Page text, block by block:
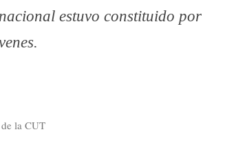
estuvo constituido por
la CUT